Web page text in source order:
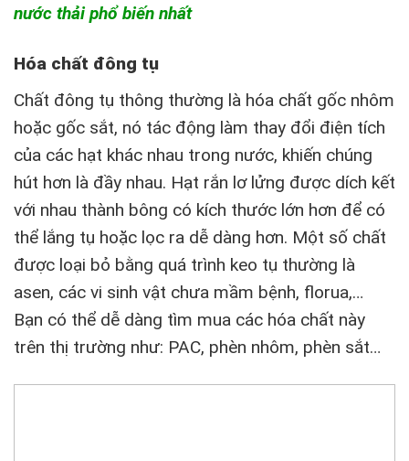
nước thải phổ biến nhất
Hóa chất đông tụ
Chất đông tụ thông thường là hóa chất gốc nhôm
hoặc gốc sắt, nó tác động làm thay đổi điện tích
của các hạt khác nhau trong nước, khiến chúng
hút hơn là đầy nhau. Hạt rắn lơ lửng được dích kết
với nhau thành bông có kích thước lớn hơn để có
thể lắng tụ hoặc lọc ra dễ dàng hơn. Một số chất
được loại bỏ bằng quá trình keo tụ thường là
asen, các vi sinh vật chưa mầm bệnh, florua,…
Bạn có thể dễ dàng tìm mua các hóa chất này
trên thị trường như: PAC, phèn nhôm, phèn sắt…